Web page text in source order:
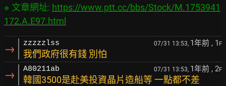
※ 文章網址: https://www.ptt.cc/bbs/Stock/M.1753941
172.A.E97.html
→ zzzzzlss 07/31 13:53, 1年前 , 1 F
我們政府很有錢 別怕
→ A80211ab 07/31 13:53, 1年前 , 2F
韓國3500是赴美投資晶片造船等 一點都不差